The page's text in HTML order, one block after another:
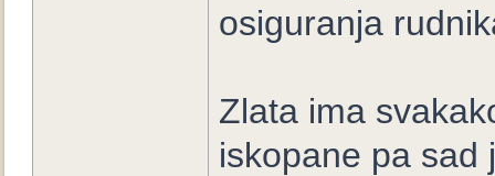
osiguranja
Zlata ima
iskopane pa sad